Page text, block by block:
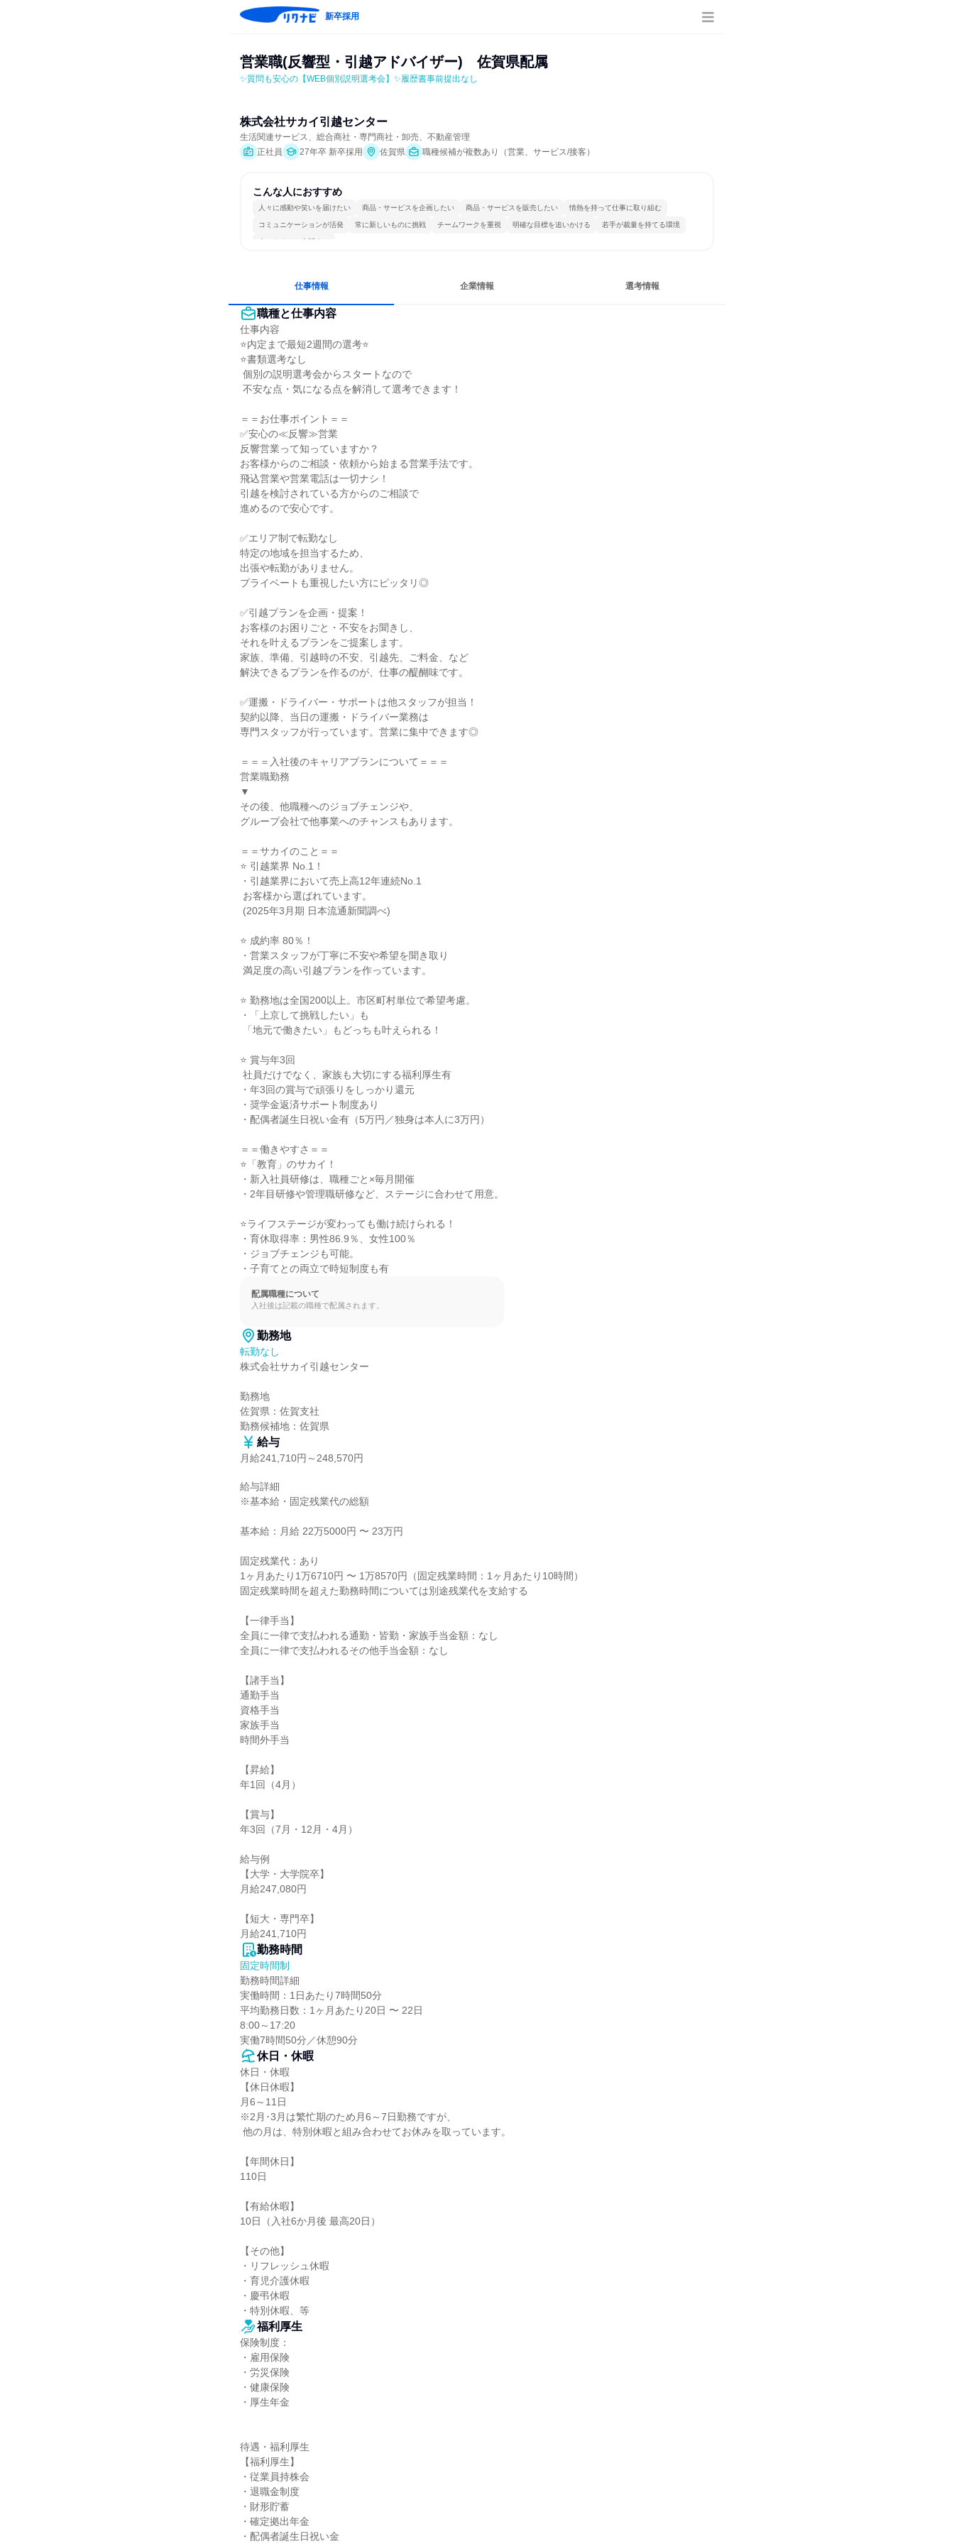
新卒採用
営業職(反響型・引越アドバイザー)　佐賀県配属
✨質問も安心の【WEB個別説明選考会】✨履歴書事前提出なし
株式会社サカイ引越センター
生活関連サービス、総合商社・専門商社・卸売、不動産管理
正社員
27年卒 新卒採用 佐賀県 職種候補が複数あり（営業、サービス/接客）
こんな人におすすめ
人々に感動や笑いを届けたい 商品・サービスを企画したい 商品・サービスを販売したい 情熱を持って仕事に取り組む
コミュニケーションが活発 常に新しいものに挑戦 チームワークを重視 明確な目標を追いかける 若手が裁量を持てる環境
人とたくさん会話する
仕事情報 企業情報 選考情報
職種と仕事内容
仕事内容
⭐内定まで最短2週間の選考⭐
⭐書類選考なし
＝＝お仕事ポイント＝＝
✅安心の≪反響≫営業
反響営業って知っていますか？
お客様からのご相談・依頼から始まる営業手法です。
飛込営業や営業電話は一切ナシ！
引越を検討されている方からのご相談で
進めるので安心です。
✅エリア制で転勤なし
特定の地域を担当するため、
出張や転勤がありません。
プライベートも重視したい方にピッタリ◎
✅引越プランを企画・提案！
お客様のお困りごと・不安をお聞きし、
それを叶えるプランをご提案します。
家族、準備、引越時の不安、引越先、ご料金、など
解決できるプランを作るのが、仕事の醍醐味です。
✅運搬・ドライバー・サポートは他スタッフが担当！
契約以降、当日の運搬・ドライバー業務は
専門スタッフが行っています。営業に集中できます◎
＝＝＝入社後のキャリアプランについて＝＝＝
営業職勤務
▼
その後、他職種へのジョブチェンジや、
グループ会社で他事業へのチャンスもあります。
＝＝サカイのこと＝＝
⭐ 引越業界 No.1！
・引越業界において売上高12年連続No.1
⭐ 成約率 80％！
・営業スタッフが丁寧に不安や希望を聞き取り
⭐ 勤務地は全国200以上。市区町村単位で希望考慮。
・「上京して挑戦したい」も
⭐ 賞与年3回
・年3回の賞与で頑張りをしっかり還元
・奨学金返済サポート制度あり
・配偶者誕生日祝い金有（5万円／独身は本人に3万円）
＝＝働きやすさ＝＝
⭐「教育」のサカイ！
・新入社員研修は、職種ごと×毎月開催
・2年目研修や管理職研修など、ステージに合わせて用意。
⭐ライフステージが変わっても働け続けられる！
・育休取得率：男性86.9％、女性100％
・ジョブチェンジも可能。
・子育てとの両立で時短制度も有
配属職種について
入社後は記載の職種で配属されます。
勤務地
転勤なし
株式会社サカイ引越センター
勤務地
佐賀県：佐賀支社
勤務候補地：佐賀県
給与
月給241,710円～248,570円
給与詳細
※基本給・固定残業代の総額
基本給：月給 22万5000円 〜 23万円
固定残業代：あり
1ヶ月あたり1万6710円 〜 1万8570円（固定残業時間：1ヶ月あたり10時間）
固定残業時間を超えた勤務時間については別途残業代を支給する
【一律手当】
全員に一律で支払われる通勤・皆勤・家族手当金額：なし
全員に一律で支払われるその他手当金額：なし
【諸手当】
通勤手当
資格手当
家族手当
時間外手当
【昇給】
年1回（4月）
【賞与】
年3回（7月・12月・4月）
給与例
【大学・大学院卒】
月給247,080円
【短大・専門卒】
月給241,710円
勤務時間
固定時間制
勤務時間詳細
実働時間：1日あたり7時間50分
平均勤務日数：1ヶ月あたり20日 〜 22日
8:00～17:20
実働7時間50分／休憩90分
休日・休暇
休日・休暇
【休日休暇】
月6～11日
※2月･3月は繁忙期のため月6～7日勤務ですが、
【年間休日】
110日
【有給休暇】
10日（入社6か月後 最高20日）
【その他】
・リフレッシュ休暇
・育児介護休暇
・慶弔休暇
・特別休暇、等
福利厚生
保険制度：
・雇用保険
・労災保険
・健康保険
・厚生年金
待遇・福利厚生
【福利厚生】
・従業員持株会
・退職金制度
・財形貯蓄
・確定拠出年金
・配偶者誕生日祝い金